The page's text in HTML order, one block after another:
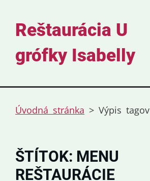
Reštaurácia U
grófky Isabelly
Úvodná stránka > Výpis tagov
ŠTÍTOK: MENU
REŠTAURÁCIE